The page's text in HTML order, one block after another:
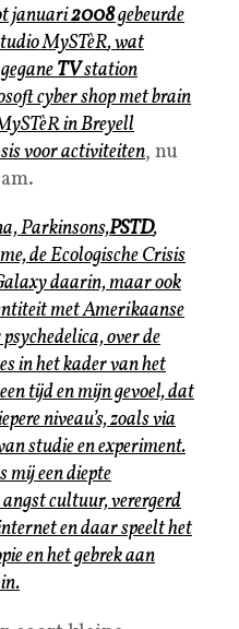
januari2008gebeurde
MySTèR, wat
TVstation
cyber shop met brain
in Breyell
voor activiteiten, nu
Parkinsons,PSTD,
de Ecologische Crisis
daarin, maar ook
met Amerikaanse
over de
in het kader van het
tijd en mijn gevoel, dat
niveau’s, zoals via
studie en experiment.
mij een diepte
cultuur, verergerd
en daar speelt het
en het gebrek aan